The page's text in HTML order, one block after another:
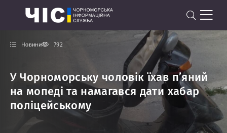
Новини 792
У Чорноморську чоловік їхав п’яний
на мопеді та намагався дати хабар
поліцейському